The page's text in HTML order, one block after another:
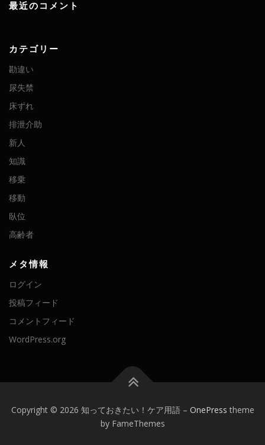
最近のコメント
カテゴリー
勘違い
尿失禁
床ずれ
排泄介助
新人
知識
移乗
移動
臥位
高齢者
メタ情報
ログイン
投稿フィード
コメントフィード
WordPress.org
Copyright © 2026 知っておきたい！ケア用語 – OnePress theme
by FameThemes